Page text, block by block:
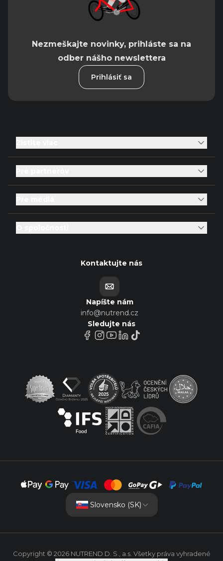
Nezmeškajte novinky, prihláste sa na
odber nášho newslettera
Prihlásiť sa
Kontaktujte nás
Napíšte nám
info@nutrend.cz
Sledujte nás
Slovensko (SK)
Copyright © 2026 NUTREND D. S., a.s. Všetky práva vyhradené